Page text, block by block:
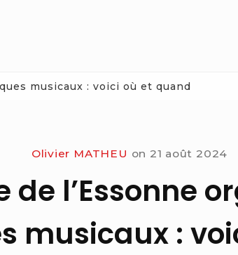
musicaux : voici où et quand
Olivier MATHEU on 21 août 2024
de l’Essonne
musicaux :